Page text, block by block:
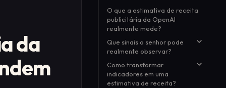
Experimente a API ao vivo
no seu navegador, sem
Quando é grátis, você é
o produto: uma maneira
O que o SDK coleta (e o que
da
O que a estimativa de receita
publicitária da OpenAI
realmente mede?
Que sinais o senhor pode
realmente observar?
Por que a participação nas
exibições é a métrica
principal
Como transformar
indicadores em uma
estimativa de receita?